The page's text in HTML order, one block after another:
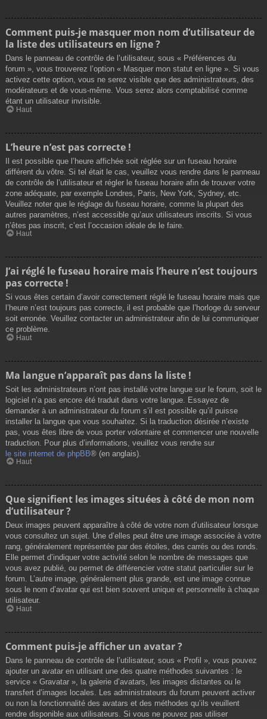
Comment puis-je masquer mon nom d’utilisateur de
la liste des utilisateurs en ligne ?
Dans le panneau de contrôle de l’utilisateur, sous « Préférences du
forum », vous trouverez l’option « Masquer mon statut en ligne ». Si vous
activez cette option, vous ne serez visible que des administrateurs, des
modérateurs et de vous-même. Vous serez alors comptabilisé comme
étant un utilisateur invisible.
Haut
L’heure n’est pas correcte !
Il est possible que l’heure affichée soit réglée sur un fuseau horaire
différent du vôtre. Si tel était le cas, veuillez vous rendre dans le panneau
de contrôle de l’utilisateur et régler le fuseau horaire afin de trouver votre
zone adéquate, par exemple Londres, Paris, New York, Sydney, etc.
Veuillez noter que le réglage du fuseau horaire, comme la plupart des
autres paramètres, n’est accessible qu’aux utilisateurs inscrits. Si vous
n’êtes pas inscrit, c’est l’occasion idéale de le faire.
Haut
J’ai réglé le fuseau horaire mais l’heure n’est toujours
pas correcte !
Si vous êtes certain d’avoir correctement réglé le fuseau horaire mais que
l’heure n’est toujours pas correcte, il est probable que l’horloge du serveur
soit erronée. Veuillez contacter un administrateur afin de lui communiquer
ce problème.
Haut
Ma langue n’apparaît pas dans la liste !
Soit les administrateurs n’ont pas installé votre langue sur le forum, soit le
logiciel n’a pas encore été traduit dans votre langue. Essayez de
demander à un administrateur du forum s’il est possible qu’il puisse
installer la langue que vous souhaitez. Si la traduction désirée n’existe
pas, vous êtes libre de vous porter volontaire et commencer une nouvelle
traduction. Pour plus d’informations, veuillez vous rendre sur
le site internet de phpBB® (en anglais).
Haut
Que signifient les images situées à côté de mon nom
d’utilisateur ?
Deux images peuvent apparaître à côté de votre nom d’utilisateur lorsque
vous consultez un sujet. Une d’elles peut être une image associée à votre
rang, généralement représentée par des étoiles, des carrés ou des ronds.
Elle permet d’indiquer votre activité selon le nombre de messages que
vous avez publié, ou permet de différencier votre statut particulier sur le
forum. L’autre image, généralement plus grande, est une image connue
sous le nom d’avatar qui est bien souvent unique et personnelle à chaque
utilisateur.
Haut
Comment puis-je afficher un avatar ?
Dans le panneau de contrôle de l’utilisateur, sous « Profil », vous pouvez
ajouter un avatar en utilisant une des quatre méthodes suivantes : le
service « Gravatar », la galerie d’avatars, les images distantes ou le
transfert d’images locales. Les administrateurs du forum peuvent activer
ou non la fonctionnalité des avatars et des méthodes qu’ils veuillent
rendre disponible aux utilisateurs. Si vous ne pouvez pas utiliser